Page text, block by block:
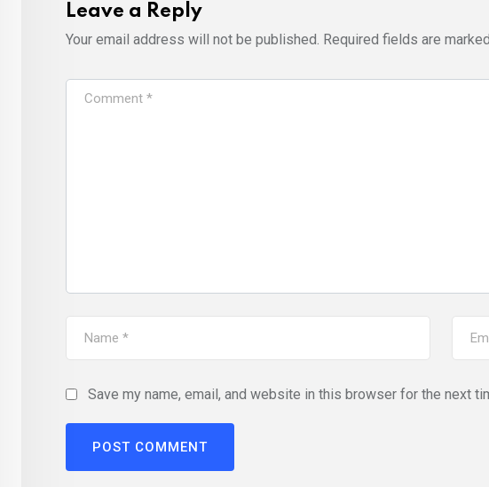
Leave a Reply
Your email address will not be published. Required fields are marked
Save my name, email, and website in this browser for the next